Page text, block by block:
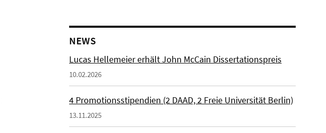
NEWS
Lucas Hellemeier erhält John McCain Dissertationspreis
10.02.2026
4 Promotionsstipendien (2 DAAD, 2 Freie Universität Berlin)
13.11.2025